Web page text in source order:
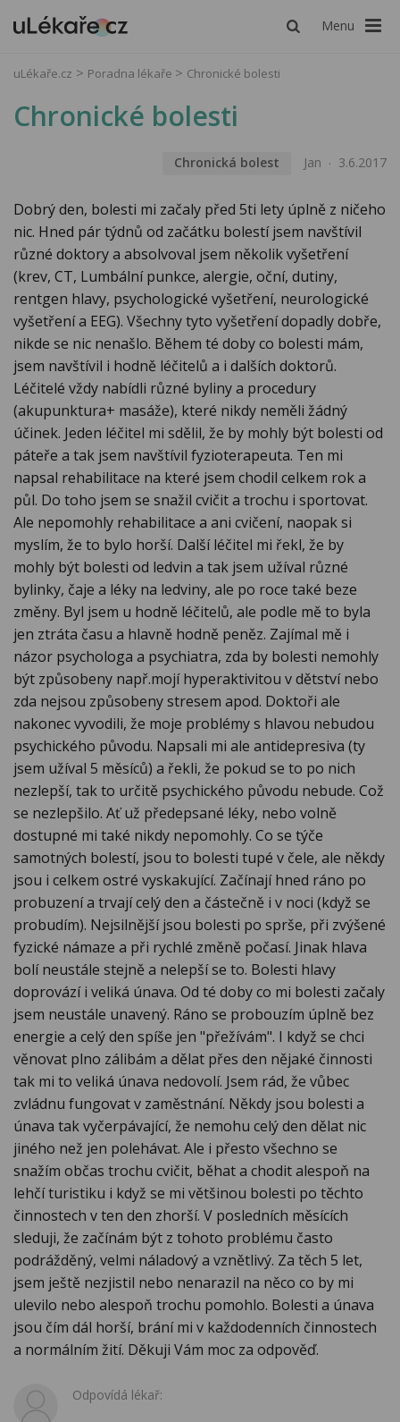
Menu
uLékaře.cz Poradna lékaře Chronické bolesti
Chronické bolesti
Chronická bolest Jan 3.6.2017
Dobrý den, bolesti mi začaly před 5ti lety úplně z ničeho
nic. Hned pár týdnů od začátku bolestí jsem navštívil
různé doktory a absolvoval jsem několik vyšetření
(krev, CT, Lumbální punkce, alergie, oční, dutiny,
rentgen hlavy, psychologické vyšetření, neurologické
vyšetření a EEG). Všechny tyto vyšetření dopadly dobře,
nikde se nic nenašlo. Během té doby co bolesti mám,
jsem navštívil i hodně léčitelů a i dalších doktorů.
Léčitelé vždy nabídli různé byliny a procedury
(akupunktura+ masáže), které nikdy neměli žádný
účinek. Jeden léčitel mi sdělil, že by mohly být bolesti od
páteře a tak jsem navštívil fyzioterapeuta. Ten mi
napsal rehabilitace na které jsem chodil celkem rok a
půl. Do toho jsem se snažil cvičit a trochu i sportovat.
Ale nepomohly rehabilitace a ani cvičení, naopak si
myslím, že to bylo horší. Další léčitel mi řekl, že by
mohly být bolesti od ledvin a tak jsem užíval různé
bylinky, čaje a léky na ledviny, ale po roce také beze
změny. Byl jsem u hodně léčitelů, ale podle mě to byla
jen ztráta času a hlavně hodně peněz. Zajímal mě i
názor psychologa a psychiatra, zda by bolesti nemohly
být způsobeny např.mojí hyperaktivitou v dětství nebo
zda nejsou způsobeny stresem apod. Doktoři ale
nakonec vyvodili, že moje problémy s hlavou nebudou
psychického původu. Napsali mi ale antidepresiva (ty
jsem užíval 5 měsíců) a řekli, že pokud se to po nich
nezlepší, tak to určitě psychického původu nebude. Což
se nezlepšilo. Ať už předepsané léky, nebo volně
dostupné mi také nikdy nepomohly. Co se týče
samotných bolestí, jsou to bolesti tupé v čele, ale někdy
jsou i celkem ostré vyskakující. Začínají hned ráno po
probuzení a trvají celý den a částečně i v noci (když se
probudím). Nejsilnější jsou bolesti po sprše, při zvýšené
fyzické námaze a při rychlé změně počasí. Jinak hlava
bolí neustále stejně a nelepší se to. Bolesti hlavy
doprovází i veliká únava. Od té doby co mi bolesti začaly
jsem neustále unavený. Ráno se probouzím úplně bez
energie a celý den spíše jen "přežívám". I když se chci
věnovat plno zálibám a dělat přes den nějaké činnosti
tak mi to veliká únava nedovolí. Jsem rád, že vůbec
zvládnu fungovat v zaměstnání. Někdy jsou bolesti a
únava tak vyčerpávající, že nemohu celý den dělat nic
jiného než jen polehávat. Ale i přesto všechno se
snažím občas trochu cvičit, běhat a chodit alespoň na
lehčí turistiku i když se mi většinou bolesti po těchto
činnostech v ten den zhorší. V posledních měsících
sleduji, že začínám být z tohoto problému často
podrážděný, velmi náladový a vznětlivý. Za těch 5 let,
jsem ještě nezjistil nebo nenarazil na něco co by mi
ulevilo nebo alespoň trochu pomohlo. Bolesti a únava
jsou čím dál horší, brání mi v každodenních činnostech
a normálním žití. Děkuji Vám moc za odpověď.
Odpovídá lékař: